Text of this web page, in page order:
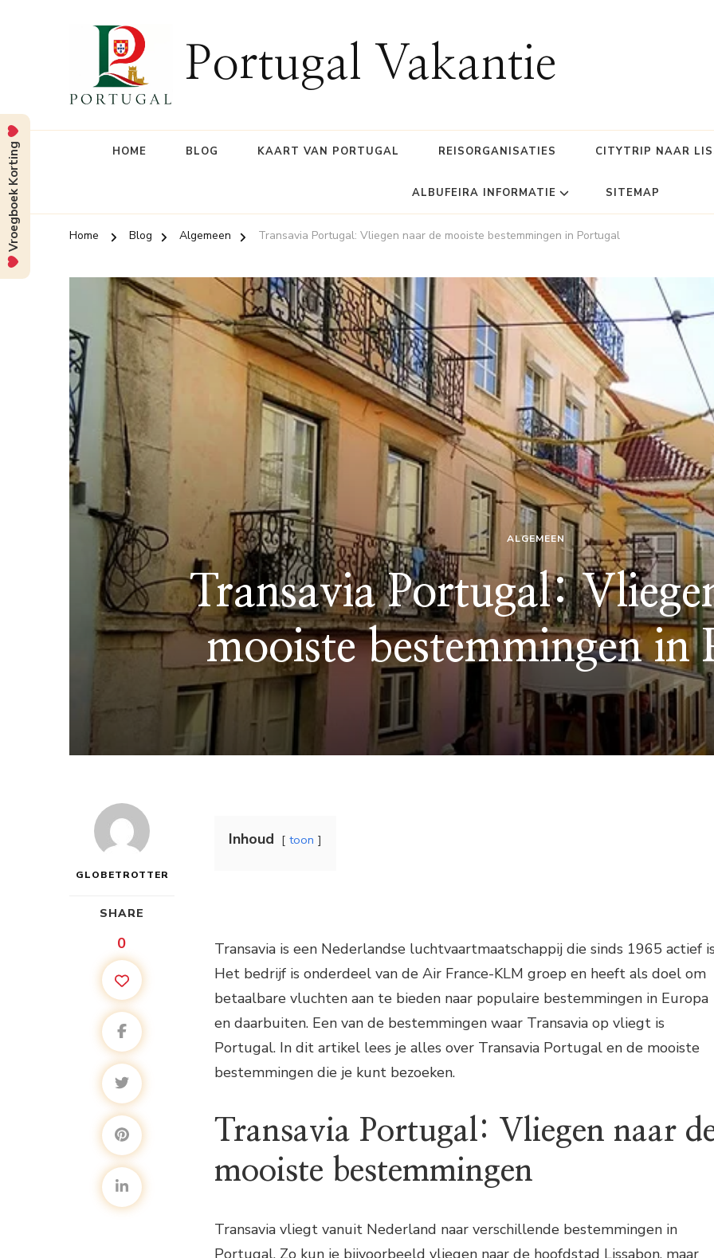
Portugal Vakantie
HOME BLOG KAART VAN PORTUGAL REISORGANISATIES CITYTRIP NAAR
ALBUFEIRA INFORMATIE SITEMAP
Home Blog Algemeen Transavia Portugal: Vliegen naar de mooiste bestemmingen in Portugal
ALGEMEEN
Transavia Portugal:
mooiste bestemmingen in
GLOBETROTTER
SHARE
0
Inhoud toon
Transavia is een Nederlandse luchtvaartmaatschappij die sinds 1965 actief
Het bedrijf is onderdeel van de Air France-KLM groep en heeft als doel om
betaalbare vluchten aan te bieden naar populaire bestemmingen in Europa
en daarbuiten. Een van de bestemmingen waar Transavia op vliegt is
Portugal. In dit artikel lees je alles over Transavia Portugal en de mooiste
bestemmingen die je kunt bezoeken.
Transavia Portugal: Vliegen naar
mooiste bestemmingen
Transavia vliegt vanuit Nederland naar verschillende bestemmingen in
Vroegboek Korting